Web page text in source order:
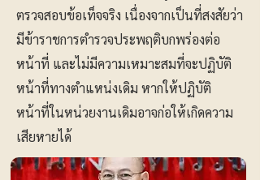
ตรวจสอบข้อเท็จจริง เนื่องจากเป็นที่สงสัยว่า
มีข้าราชการตำรวจประพฤติบกพร่องต่อ
หน้าที่ และไม่มีความเหมาะสมที่จะปฏิบัติ
หน้าที่ทางตำแหน่งเดิม หากให้ปฏิบัติ
หน้าที่ในหน่วยงานเดิมอาจก่อให้เกิดความ
เสียหายได้